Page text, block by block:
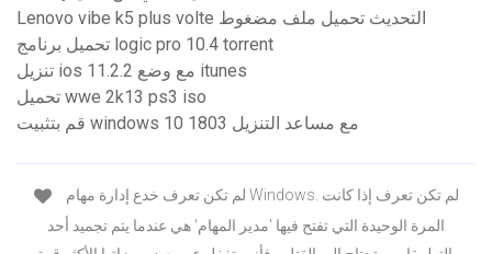
Lenovo vibe k5 plus volte التحديث تحميل ملف مضغوط
تحميل برنامج logic pro 10.4 torrent
تنزيل ios 11.2.2 مع وضع itunes
تحميل wwe 2k13 ps3 iso
قم بتثبيت windows 10 1803 مع مساعد التنزيل
المرة الوحيدة التي تفتح فيها 'مدير المهام' هي عندما يتم تجميد أحد